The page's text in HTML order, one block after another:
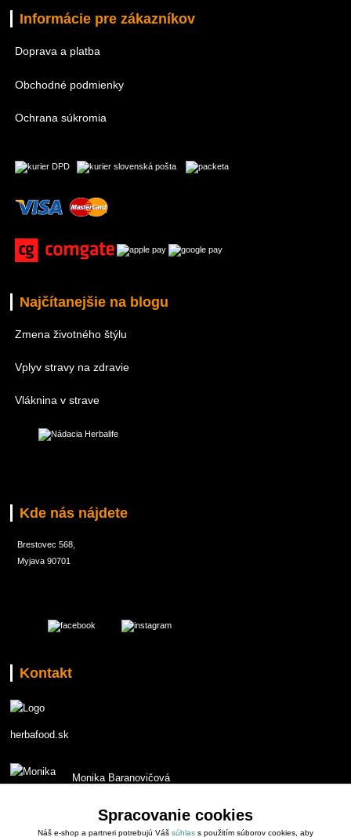
Informácie pre zákazníkov
Doprava a platba
Obchodné podmienky
Ochrana súkromia
Najčítanejšie na blogu
Zmena životného štýlu
Vplyv stravy na zdravie
Vláknina v strave
Kde nás nájdete
Brestovec 568,
Myjava 90701
Kontakt
herbafood.sk
Monika Baranovičová
Spracovanie cookies
Náš e-shop a partneri potrebujú Váš súhlas s použitím súborov cookies, aby